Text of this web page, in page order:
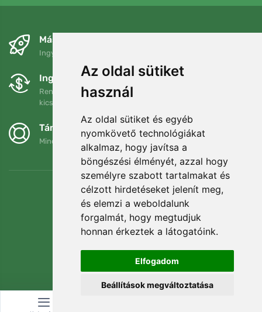
Az oldal sütiket
használ
Az oldal sütiket és egyéb
nyomkövető technológiákat
alkalmaz, hogy javítsa a
böngészési élményét, azzal hogy
személyre szabott tartalmakat és
célzott hirdetéseket jelenít meg,
és elemzi a weboldalunk
forgalmát, hogy megtudjuk
honnan érkeztek a látogatóink.
Elfogadom
Beállítások megváltoztatása
Másnapra és ingyenesen
Ingyenes szállítás a következő összeg felett: 80 EUR
Ingyenes csere és visszaküldés
Rendelését 90 napon belül bármikor visszaküldheti vagy
kicserélheti.
Támogatjuk a Trees.org-ot
Minden megrendelésért ültetünk egy fát! Bővebben